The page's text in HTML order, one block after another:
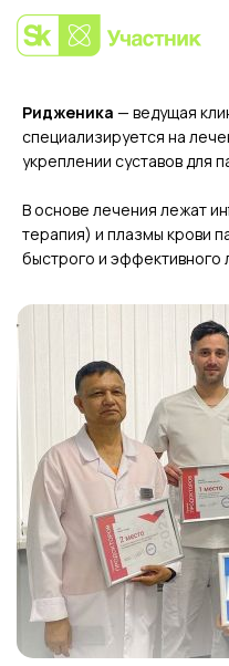
Ридженика — ведущая
специализируется на
укреплении суставов для
В основе лечения лежат
терапия) и плазмы крови
быстрого и эффективного